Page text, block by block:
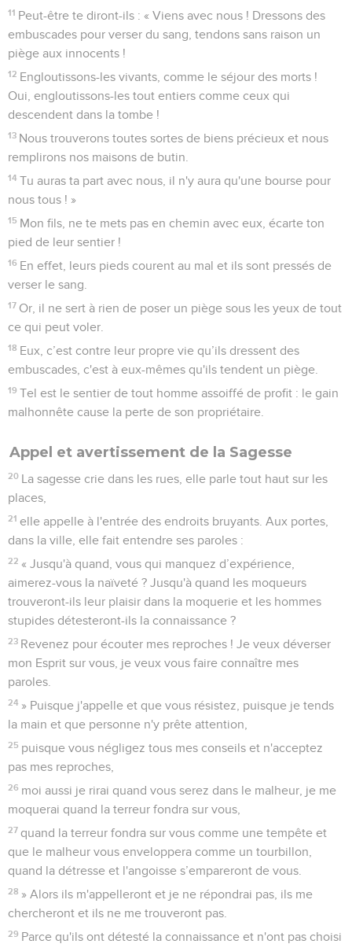
11 Peut-être te diront-ils : « Viens avec nous ! Dressons des
embuscades pour verser du sang, tendons sans raison un
piège aux innocents !
12 Engloutissons-les vivants, comme le séjour des morts !
Oui, engloutissons-les tout entiers comme ceux qui
descendent dans la tombe !
13 Nous trouverons toutes sortes de biens précieux et nous
remplirons nos maisons de butin.
14 Tu auras ta part avec nous, il n'y aura qu'une bourse pour
nous tous ! »
15 Mon fils, ne te mets pas en chemin avec eux, écarte ton
pied de leur sentier !
16 En effet, leurs pieds courent au mal et ils sont pressés de
verser le sang.
17 Or, il ne sert à rien de poser un piège sous les yeux de tout
ce qui peut voler.
18 Eux, c’est contre leur propre vie qu’ils dressent des
embuscades, c'est à eux-mêmes qu'ils tendent un piège.
19 Tel est le sentier de tout homme assoiffé de profit : le gain
malhonnête cause la perte de son propriétaire.
Appel et avertissement de la Sagesse
20 La sagesse crie dans les rues, elle parle tout haut sur les
places,
21 elle appelle à l'entrée des endroits bruyants. Aux portes,
dans la ville, elle fait entendre ses paroles :
22 « Jusqu'à quand, vous qui manquez d’expérience,
aimerez-vous la naïveté ? Jusqu'à quand les moqueurs
trouveront-ils leur plaisir dans la moquerie et les hommes
stupides détesteront-ils la connaissance ?
23 Revenez pour écouter mes reproches ! Je veux déverser
mon Esprit sur vous, je veux vous faire connaître mes
paroles.
24 » Puisque j'appelle et que vous résistez, puisque je tends
la main et que personne n'y prête attention,
25 puisque vous négligez tous mes conseils et n'acceptez
pas mes reproches,
26 moi aussi je rirai quand vous serez dans le malheur, je me
moquerai quand la terreur fondra sur vous,
27 quand la terreur fondra sur vous comme une tempête et
que le malheur vous enveloppera comme un tourbillon,
quand la détresse et l'angoisse s’empareront de vous.
28 » Alors ils m'appelleront et je ne répondrai pas, ils me
chercheront et ils ne me trouveront pas.
29 Parce qu'ils ont détesté la connaissance et n'ont pas choisi